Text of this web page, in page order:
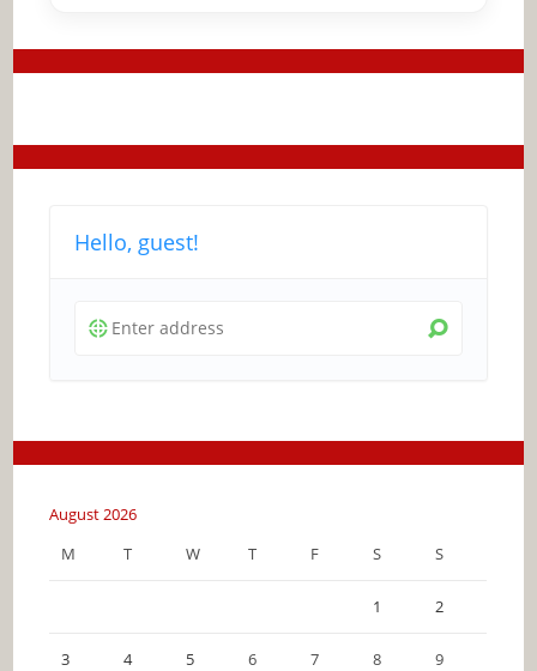
Hello, guest!
August 2026
M
T W T F S S
1 2
3 4 5 6 7 8 9